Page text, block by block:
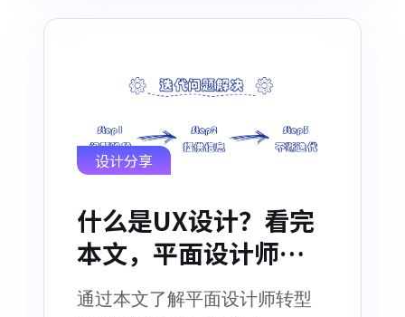
设计分享
什么是UX设计？看完
本文，平面设计师也
可以转型UX设计！
通过本文了解平面设计师转型